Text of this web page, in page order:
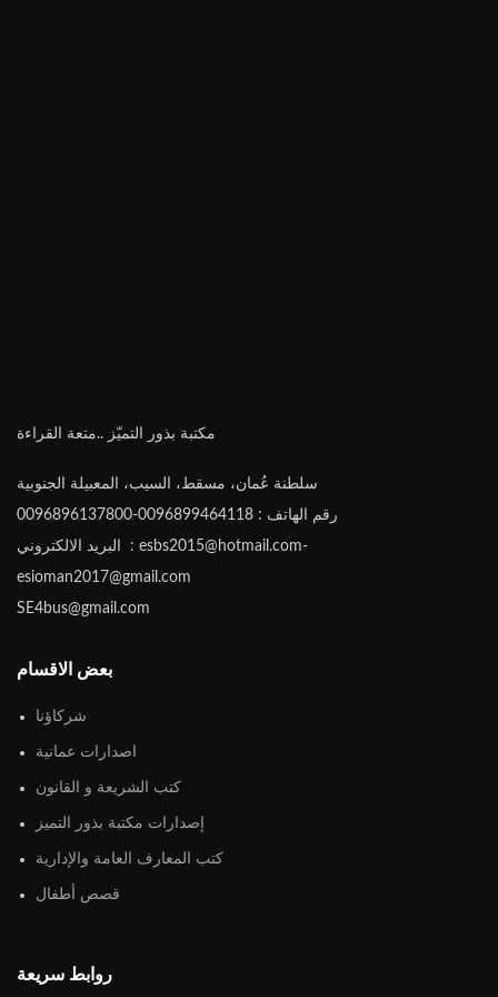
مكتبة بذور التميّز ..متعة القراءة
سلطنة عُمان، مسقط، السيب، المعبيلة الجنوبية
رقم الهاتف : 0096899464118-0096896137800
البريد الالكتروني : esbs2015@hotmail.com-
esioman2017@gmail.com
SE4bus@gmail.com
بعض الاقسام
شركاؤنا
اصدارات عمانية
كتب الشريعة و القانون
إصدارات مكتبة بذور التميز
كتب المعارف العامة والإدارية
قصص أطفال
روابط سريعة